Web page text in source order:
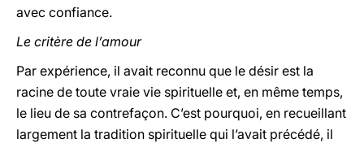
avec confiance.
Le critère de l’amour
Par expérience, il avait reconnu que le désir est la
racine de toute vraie vie spirituelle et, en même temps,
le lieu de sa contrefaçon. C’est pourquoi, en recueillant
largement la tradition spirituelle qui l’avait précédé, il